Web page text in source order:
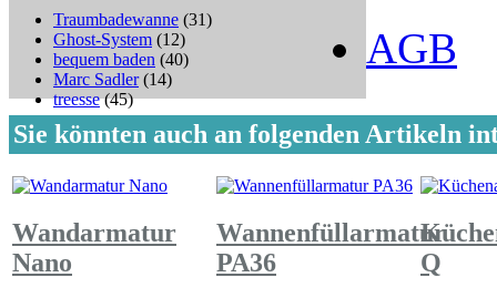
Traumbadewanne (31)
Ghost-System (12)
bequem baden (40)
Marc Sadler(14)
treesse(45)
Sie könnten auch an folgenden Artikeln
Wandarmatur
Nano
Wannenfüllarmatur
PA36
Q
AGB